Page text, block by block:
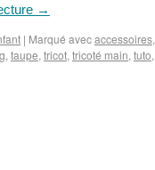
→
| Marqué avecaccessoires,
, taupe, tricot, tricoté main, tuto,